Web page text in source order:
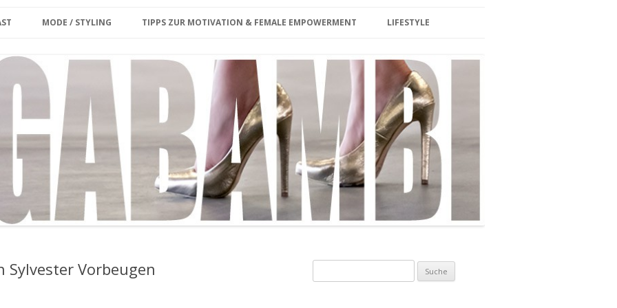
MODE / STYLING
MY MODEL WORK
OUTFIT
MY OUTFIT ARCHIVE
GROSSE GRÖSSEN SHOPPING-GU
IDE BERLIN
STYLING VIDEO
TIPPS ZUR MOTIVATION & FEMALE EMPOWERMENT
MEGABAMBI CURVY VINTAGE
MARKT
CURVY & FIT
LIFESTYLE
LIFESTYLE/TRAVEL
SPA/ SAUNA
HOTEL & WELLNESS
INTERIOR
BERLIN
EVENTS
ZUCKERFREI
Sylvester Vorbeugen